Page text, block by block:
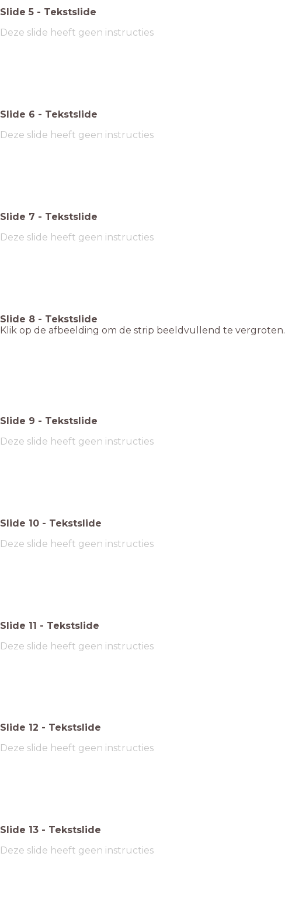
Slide 5 - Tekstslide
Deze slide heeft geen instructies
Slide 6 - Tekstslide
Deze slide heeft geen instructies
Slide 7 - Tekstslide
Deze slide heeft geen instructies
Slide 8 - Tekstslide
Klik op de afbeelding om de strip beeldvullend te vergroten.
Slide 9 - Tekstslide
Deze slide heeft geen instructies
Slide 10 - Tekstslide
Deze slide heeft geen instructies
Slide 11 - Tekstslide
Deze slide heeft geen instructies
Slide 12 - Tekstslide
Deze slide heeft geen instructies
Slide 13 - Tekstslide
Deze slide heeft geen instructies